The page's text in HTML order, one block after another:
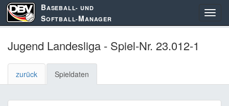
BASEBALL- UND
SOFTBALL-MANAGER
Jugend Landesliga - Spiel-Nr. 23.012-1
zurück Spieldaten